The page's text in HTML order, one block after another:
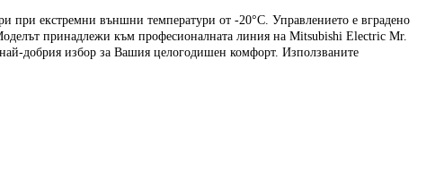
при екстремни външни температури от -20°С. Управлението е вградено
принадлежи към професионалната линия на Mitsubishi Electric Mr.
добрия избор за Вашия целогодишен комфорт. Използваните